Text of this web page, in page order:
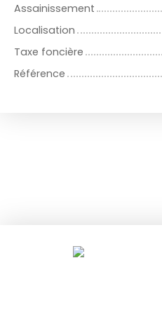
Assainissement
Localisation
Taxe foncière
Référence